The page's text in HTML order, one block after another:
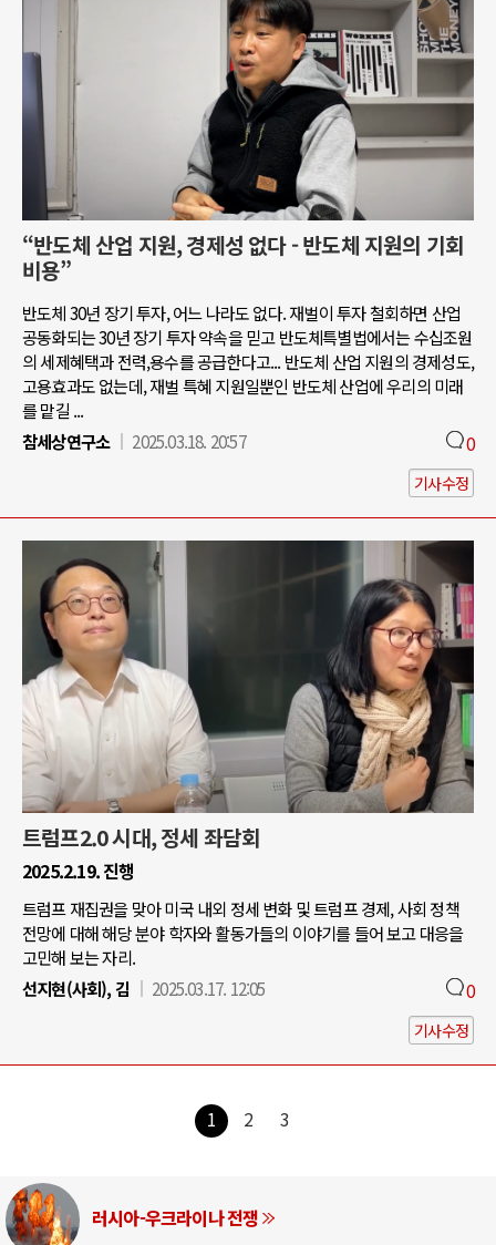
“반도체 산업 지원, 경제성 없다 - 반도체 지원의 기회
비용”
반도체 30년 장기 투자, 어느 나라도 없다. 재벌이 투자 철회하면 산업
공동화되는 30년 장기 투자 약속을 믿고 반도체특별법에서는 수십조원
의 세제혜택과 전력,용수를 공급한다고... 반도체 산업 지원의 경제성도,
고용효과도 없는데, 재벌 특혜 지원일뿐인 반도체 산업에 우리의 미래
를 맡길 ...
참세상연구소
2025.03.18. 20:57 0
기사수정
트럼프2.0 시대, 정세 좌담회
2025.2.19. 진행
트럼프 재집권을 맞아 미국 내외 정세 변화 및 트럼프 경제, 사회 정책
전망에 대해 해당 분야 학자와 활동가들의 이야기를 들어 보고 대응을
고민해 보는 자리.
선지현(사회), 김
2025.03.17. 12:05 0
기사수정
1 2 3
러시아-우크라이나 전쟁